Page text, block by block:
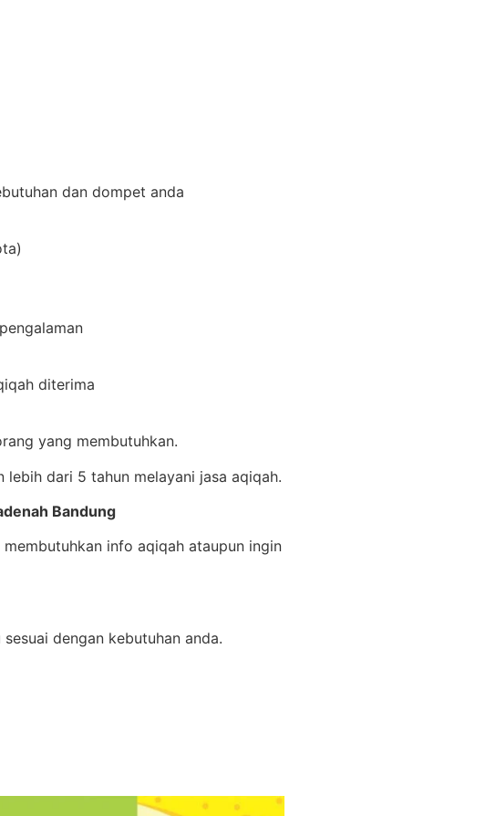
dan dompet anda
diterima
yang membutuhkan.
dari 5 tahun melayani jasa aqiqah.
Bandung
info aqiqah ataupun ingin
dengan kebutuhan anda.